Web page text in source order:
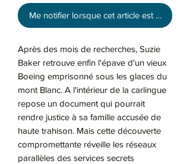
Me notifier lorsque cet article est disponible
Après des mois de recherches, Suzie
Baker retrouve enfin l'épave d'un vieux
Boeing emprisonné sous les glaces du
mont Blanc. A l'intérieur de la carlingue
repose un document qui pourrait
rendre justice à sa famille accusée de
haute trahison. Mais cette découverte
compromettante réveille les réseaux
parallèles des services secrets